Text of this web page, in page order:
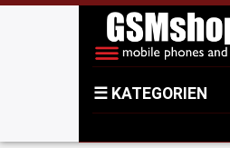
☰ KATEGORIEN